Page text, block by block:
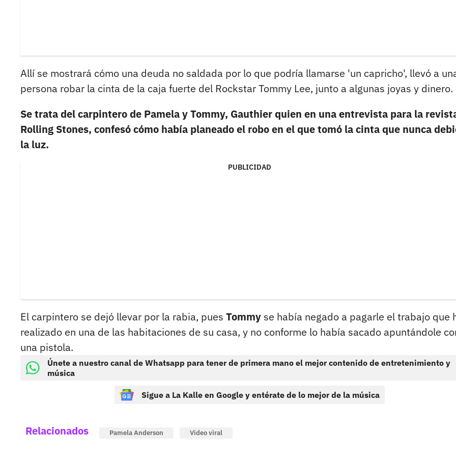
Allí se mostrará cómo una deuda no saldada por lo que podría llamarse 'un capricho', llevó a
persona robar la cinta de la caja fuerte del Rockstar Tommy Lee, junto a algunas joyas y dinero.
Se trata del carpintero de Pamela y Tommy, Gauthier quien en una entrevista para la
Rolling Stones, confesó cómo había planeado el robo en el que tomó la cinta que nunca
la luz.
PUBLICIDAD
El carpintero se dejó llevar por la rabia, pues Tommy se había negado a pagarle el trabajo que
realizado en una de las habitaciones de su casa, y no conforme lo había sacado apuntándole
una pistola.
Únete a nuestro canal de Whatsapp para tener de primera mano el mejor contenido de entretenimiento y
música
Sigue a La Kalle en Google y entérate de lo mejor de la música
Relacionados Pamela Anderson Video viral